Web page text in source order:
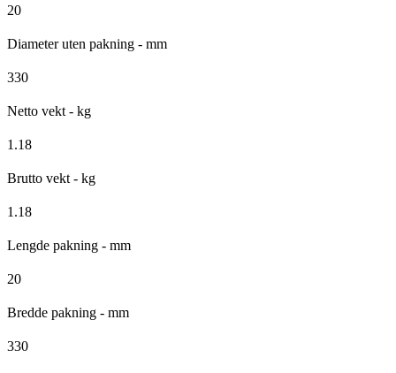
20
Diameter uten pakning - mm
330
Netto vekt - kg
1.18
Brutto vekt - kg
1.18
Lengde pakning - mm
20
Bredde pakning - mm
330